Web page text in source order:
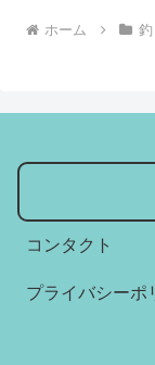
ホーム
コンタクト
プライバシーポ